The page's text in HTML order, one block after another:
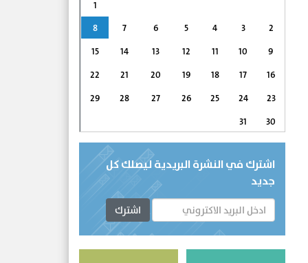
1
2
3
4
5
6
7
8
9
10
11
12
13
14
15
16
17
18
19
20
21
22
23
24
25
26
27
28
29
30
31
اشترك في النشرة البريدية ليصلك كل
جديد
اشترك